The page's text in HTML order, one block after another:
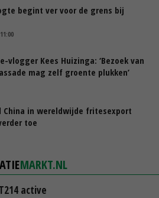
begint ver voor de grens bij
vlogger Kees Huizinga: ‘Bezoek van
mag zelf groente plukken’
China in wereldwijde fritesexport
toe
MARKT.NL
active